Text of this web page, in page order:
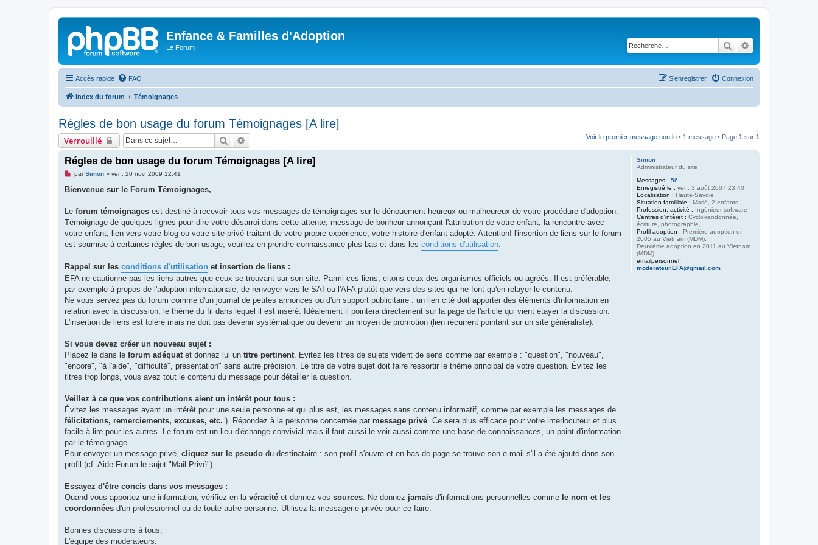
Enfance & Familles d'Adoption
Le Forum Rechercher
Accès rapide FAQ Connexion
S’enregistrer
Index du forum Témoignages
Régles de bon usage du forum Témoignages [A lire]
Verrouillé Rechercher Voir le premier message non lu • 1 message • Page 1 sur 1
Simon
Administrateur du site
Messages : 56
Enregistré le : ven. 3 août 2007 23:40
Localisation : Haute-Savoie
Situation familliale : Marié, 2 enfants
Profession, activité : Ingénieur software
Centres d'intêret : Cyclo-randonnée,
écriture, photographie,
Profil adoption : Première adoption en
2005 au Vietnam (MDM).
Deuxième adoption en 2011 au Vietnam
(MDM).
emailpersonnel :
moderateur.EFA@gmail.com
Régles de bon usage du forum Témoignages [A lire]
M
s
g
n
o
l
parSimon» ven. 20 nov. 2009 12:41
Bienvenue sur le Forum Témoignages,
Le forum témoignages est destiné à recevoir tous vos messages de témoignages sur le dénouement heureux ou malheureux de votre procédure d'adoption.
Témoignage de quelques lignes pour dire votre désarroi dans cette attente, message de bonheur annonçant l'attribution de votre enfant, la rencontre avec
votre enfant, lien vers votre blog ou votre site privé traitant de votre propre expérience, votre histoire d'enfant adopté. Attention! l'insertion de liens sur le forum
est soumise à certaines règles de bon usage, veuillez en prendre connaissance plus bas et dans les conditions d'utilisation
Rappel sur les conditions d'utilisation et insertion de liens :
EFA ne cautionne pas les liens autres que ceux se trouvant sur son site. Parmi ces liens, citons ceux des organismes officiels ou agréés. Il est préférable,
par exemple à propos de l'adoption internationale, de renvoyer vers le SAI ou l'AFA plutôt que vers des sites qui ne font qu'en relayer le contenu.
Ne vous servez pas du forum comme d'un journal de petites annonces ou d'un support publicitaire : un lien cité doit apporter des éléments d'information en
relation avec la discussion, le thème du fil dans lequel il est inséré. Idéalement il pointera directement sur la page de l'article qui vient étayer la discussion.
L'insertion de liens est toléré mais ne doit pas devenir systématique ou devenir un moyen de promotion (lien récurrent pointant sur un site généraliste).
Si vous devez créer un nouveau sujet :
Placez le dans le forum adéquat et donnez lui un titre pertinent . Evitez les titres de sujets vident de sens comme par exemple : "question", "nouveau",
"encore", "à l'aide", "difficulté", présentation" sans autre précision. Le titre de votre sujet doit faire ressortir le thème principal de votre question. Évitez les
titres trop longs, vous avez tout le contenu du message pour détailler la question.
Veillez à ce que vos contributions aient un intérêt pour tous :
Évitez les messages ayant un intérêt pour une seule personne et qui plus est, les messages sans contenu informatif, comme par exemple les messages de
félicitations, remerciements, excuses, etc. ). Répondez à la personne concernée par message privé . Ce sera plus efficace pour votre interlocuteur et plus
facile à lire pour les autres. Le forum est un lieu d'échange convivial mais il faut aussi le voir aussi comme une base de connaissances, un point d'information
par le témoignage.
Pour envoyer un message privé, cliquez sur le pseudo du destinataire : son profil s'ouvre et en bas de page se trouve son e-mail s'il a été ajouté dans son
profil (cf. Aide Forum le sujet "Mail Privé").
Essayez d'être concis dans vos messages :
Quand vous apportez une information, vérifiez en la véracité et donnez vos sources . Ne donnez jamais d'informations personnelles comme le nom et les
coordonnées d'un professionnel ou de toute autre personne. Utilisez la messagerie privée pour ce faire.
Bonnes discussions à tous,
L'équipe des modérateurs.